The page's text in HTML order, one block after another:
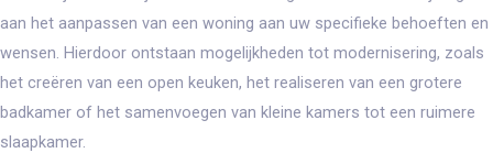
aan het aanpassen van een woning aan uw specifieke behoeften en
wensen. Hierdoor ontstaan mogelijkheden tot modernisering, zoals
het creëren van een open keuken, het realiseren van een grotere
badkamer of het samenvoegen van kleine kamers tot een ruimere
slaapkamer.